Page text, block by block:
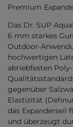
Premium
Das Dr. SUP
6 mm starkes
Outdoor-
hochwertigen
abriebfesten
gegenüber
Elastizität
das Expanderseil
und überzeugt